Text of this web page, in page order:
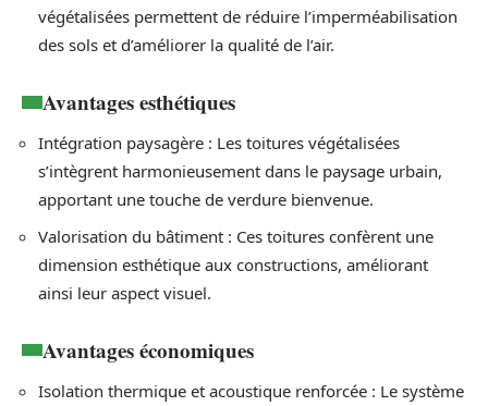
végétalisées permettent de réduire l’imperméabilisation
des sols et d’améliorer la qualité de l’air.
Avantages esthétiques
Intégration paysagère : Les toitures végétalisées
s’intègrent harmonieusement dans le paysage urbain,
apportant une touche de verdure bienvenue.
Valorisation du bâtiment : Ces toitures confèrent une
dimension esthétique aux constructions, améliorant
ainsi leur aspect visuel.
Avantages économiques
Isolation thermique et acoustique renforcée : Le système